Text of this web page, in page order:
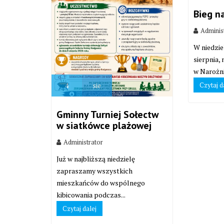
4 sie
Gminny Turniej Sołectw
w siatkówce plażowej
Administrator
Już w najbliższą niedzielę
zapraszamy wszystkich
mieszkańców do wspólnego
kibicowania podczas...
Czytaj dalej
Bieg
W
sierpnia,
w
Czytaj